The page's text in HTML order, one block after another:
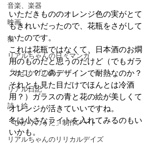
音楽、楽器
映画
猫
リアルちゃんの日々マンガ
「ねこかげの森」
リアル日記
詩＋絵
「ひかりのうた」制作ノート
リアルちゃんのリリカルデイズ
いただきもののオレンジ色の実がとて
もきれいだったので、花瓶をさがして
いたのです。
これは花瓶ではなくて、日本酒のお燗
用のものだと思うのだけど（でもガラ
スだし？このデザインで耐熱なのか？
それとも見た目だけでほんとは冷酒
用？）ガラスの青と花の絵が美しくて
オレンジが活きていいですね。
冬は小さなライトを入れてみるのもい
いかも。